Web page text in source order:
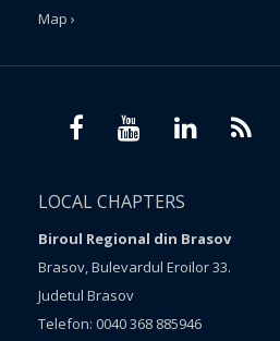
Map ›
LOCAL CHAPTERS
Biroul Regional din Brasov
Brasov, Bulevardul Eroilor 33.
Judetul Brasov
Telefon: 0040 368 885946